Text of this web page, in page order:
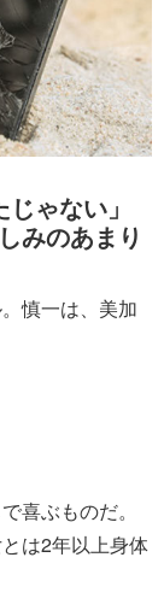
ゃない」
みのあまり
慎一は、美加
喜ぶものだ。
は2年以上身体